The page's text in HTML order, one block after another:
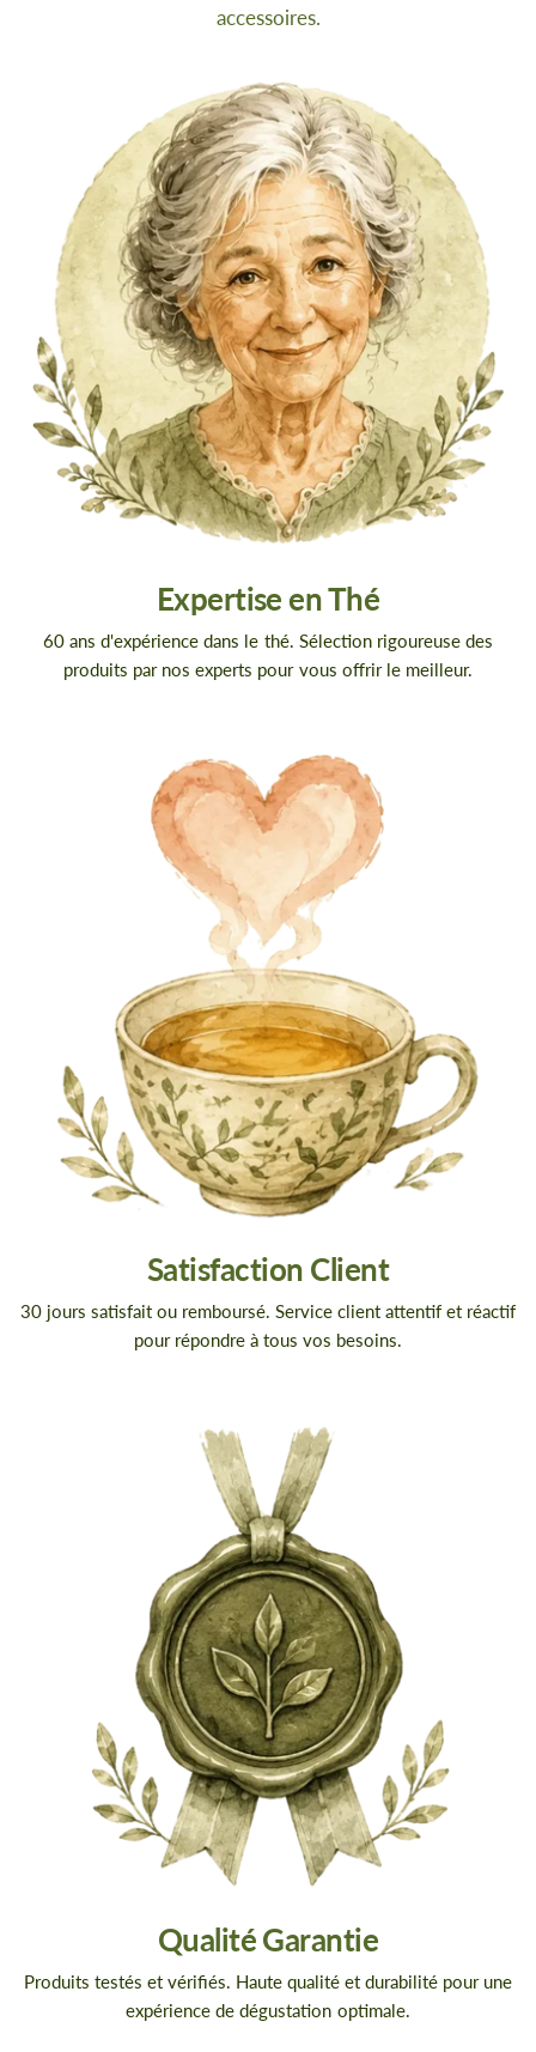
accessoires.
Expertise en Thé
60 ans d'expérience dans le thé. Sélection rigoureuse des
produits par nos experts pour vous offrir le meilleur.
Satisfaction Client
30 jours satisfait ou remboursé. Service client attentif et réactif
pour répondre à tous vos besoins.
Qualité Garantie
Produits testés et vérifiés. Haute qualité et durabilité pour une
expérience de dégustation optimale.